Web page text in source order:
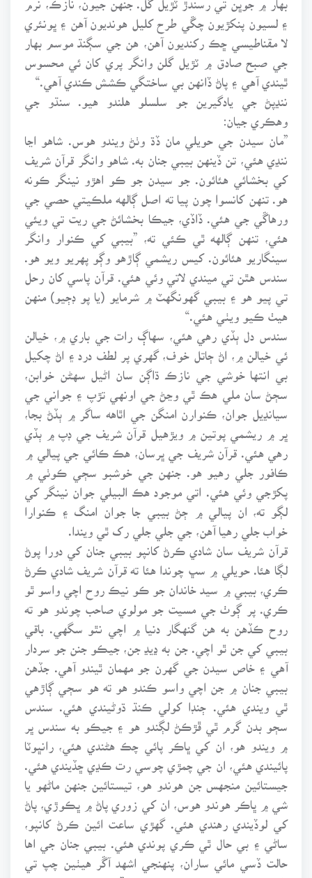
۽ لسيون پنکڙيون چڱي طرح کليل هونديون آهن ۽ ڀونئري
لا مقناطيسي ڇڪ رکنديون آهن، هن جي سڳنڌ موسم بهار
جي صبح صادق ۾ ٽڙيل گلن وانگر پري کان ئي محسوس
ٿيندي آهي ۽ پاڻ ڏانهن بي ساختگي ڪشش ڪندي آهي.“
ننڍپڻ جي يادگيرين جو سلسلو هلندو هيو. سنڌو جي
وهڪري جيان:
”مان سيدن جي حويلي مان ڏڌ وٺڻ ويندو هوس. شاهو اڃا
ننڍي هئي، تن ڏينهن بيبي جنان به. شاهو وانگر قرآن شريف
کي بخشائي هئائون. جو سيدن جو ڪو اهڙو نينگر ڪونه
هو. تنهن کانسوا چون پيا ته اصل ڳالهه ملڪيتي حصي جي
ورهاڱي جي هئي. ڏاڏي، جيڪا بخشائڻ جي ريت تي ويئي
هئي، تنهن ڳالهه ٿي ڪئي ته، ”بيبي کي ڪنوار وانگر
سينگاريو هئائون. کيس ريشمي ڳاڙهو وڳو پهريو ويو هو.
سندس هٿن تي ميندي لاتي وئي هئي. قرآن پاسي کان رحل
تي پيو هو ۽ بيبي گهونگهٽ ۾ شرمايو (يا پو ڊڄيو) منهن
هيٺ ڪيو ويٺي هئي.“
سندس دل ٻڏي رهي هئي، سهاڳ رات جي باري ۾، خيالن
ئي خيالن ۾، اڻ ڄاتل خوف، گهري پر لطف درد ۽ اڻ چکيل
بي انتها خوشي جي نازڪ ڌاڳن سان اڻيل سهڻن خوابن،
سڄڻ سان ملي هڪ ٿي وڃڻ جي اونهي تڙپ ۽ جواني جي
سيانڍيل جوان، ڪنوارن امنگن جي اٿاهه ساگر ۾ ٻڏڻ بجا،
ڀر ۾ ريشمي پوتين ۾ ويڙهيل قرآن شريف جي ڊپ ۾ ٻڏي
رهي هئي. قرآن شريف جي ڀرسان، هڪ ڪائي جي پيالي ۾
ڪافور جلي رهيو هو. جنهن جي خوشبو سڄي ڪوٺي ۾
پکڙجي وئي هئي. اتي موجود هڪ البيلي جوان نينگر کي
لڳو ته، ان پيالي ۾ ڄڻ بيبي جا جوان امنگ ۽ ڪنوارا
خواب جلي رهيا آهن، جي جلي جلي رک ٿي ويندا.
قرآن شريف سان شادي ڪرڻ کانپو بيبي جنان کي دورا پوڻ
لڳا هئا. حويلي ۾ سڀ چوندا هئا ته قرآن شريف شادي ڪرڻ
ڪري، بيبي ۾ سيد خاندان جو ڪو نيڪ روح اچي واسو ٿو
ڪري. پر ڳوٺ جي مسيت جو مولوي صاحب چوندو هو ته
روح ڪڏهن به هن گنهگار دنيا ۾ اچي نٿو سگهي. باقي
بيبي کي جن ٿو اچي. جن به ڍيڍ جن، جيڪو جنن جو سردار
آهي ۽ خاص سيدن جي گهرن جو مهمان ٿيندو آهي. جڏهن
بيبي جنان ۾ جن اچي واسو ڪندو هو ته هو سڄي ڳاڙهي
ٿي ويندي هئي. ڄنڊا کولي ڪنڌ ڌوڻيندي هئي. سندس
سڄو بدن گرم ٿي ڦڙڪڻ لڳندو هو ۽ جيڪو به سندس ڀر
۾ ويندو هو، ان کي ڀاڪر پائي چڪ هڻندي هئي، رانڀوٽا
پائيندي هئي، ان جي چمڙي چوسي رت ڪڍي ڇڏيندي هئي.
جيستائين منجهس جن هوندو هو، تيستائين جنهن ماڻهو يا
شي ۾ ڀاڪر هوندو هوس، ان کي زوري پاڻ ۾ ڀڪوڙي، پاڻ
کي لوڏيندي رهندي هئي. گهڙي ساعت ائين ڪرڻ کانپو،
ساڻي ۽ بي حال ٿي ڪري پوندي هئي. بيبي جنان جي اها
حالت ڏسي مائي ساران، پنهنجي اشهد آڱر هيٺين چپ تي